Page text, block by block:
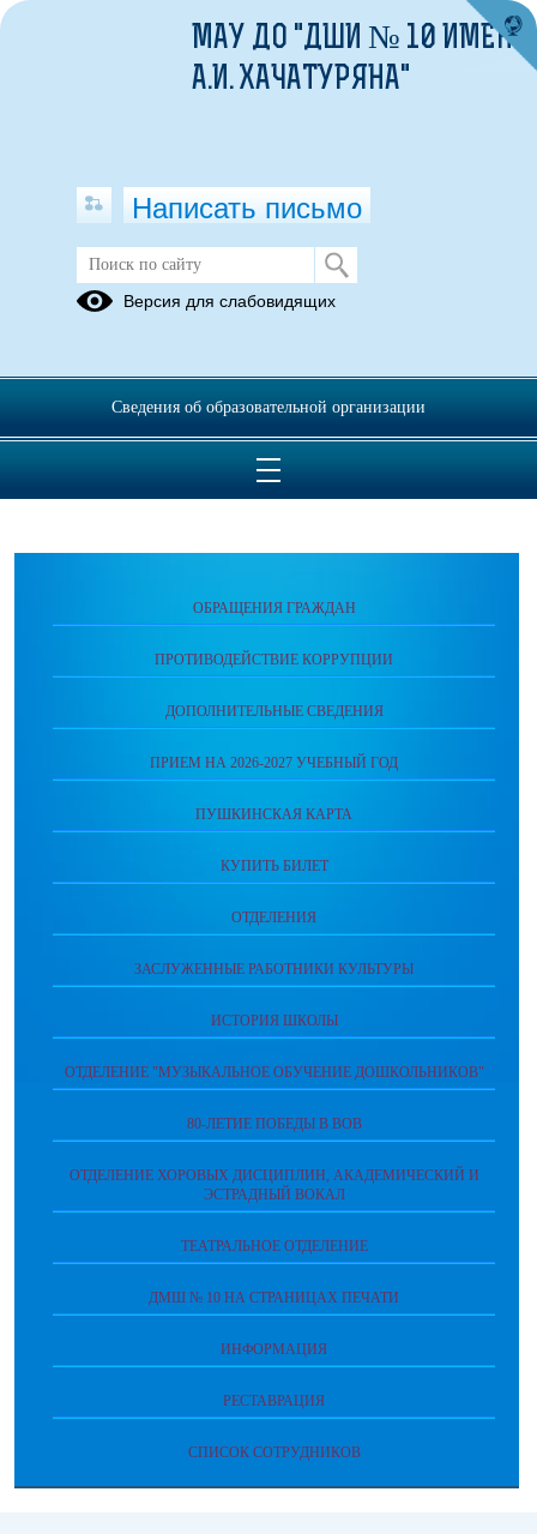
Сведения о доходах, расходах, об
имуществе и обязательствах
ОБРАЩЕНИЯ ГРАЖДАН
ПРОТИВОДЕЙСТВИЕ КОРРУПЦИИ
ДОПОЛНИТЕЛЬНЫЕ СВЕДЕНИЯ
ПРИЕМ НА 2026-2027 УЧЕБНЫЙ ГОД
ПУШКИНСКАЯ КАРТА
КУПИТЬ БИЛЕТ
ОТДЕЛЕНИЯ
ЗАСЛУЖЕННЫЕ РАБОТНИКИ КУЛЬТУРЫ
ИСТОРИЯ ШКОЛЫ
ОТДЕЛЕНИЕ "МУЗЫКАЛЬНОЕ ОБУЧЕНИЕ ДОШКОЛЬНИКОВ"
80-ЛЕТИЕ ПОБЕДЫ В ВОВ
ОТДЕЛЕНИЕ ХОРОВЫХ ДИСЦИПЛИН, АКАДЕМИЧЕСКИЙ И
ЭСТРАДНЫЙ ВОКАЛ
ТЕАТРАЛЬНОЕ ОТДЕЛЕНИЕ
ДМШ № 10 НА СТРАНИЦАХ ПЕЧАТИ
ИНФОРМАЦИЯ
РЕСТАВРАЦИЯ
СПИСОК СОТРУДНИКОВ
МАУ ДО "ДШИ № 10 ИМЕНИ
А.И. ХАЧАТУРЯНА"
Написать письмо
Версия для слабовидящих
Сведения об образовательной организации